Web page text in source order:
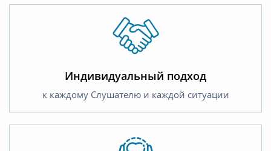
Индивидуальный подход
к каждому Слушателю и каждой ситуации